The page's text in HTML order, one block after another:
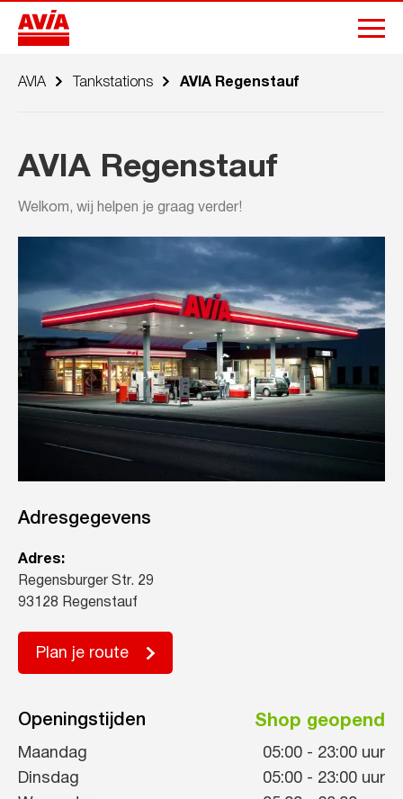
AVIA Tankstations AVIA Regenstauf
AVIA Regenstauf
Welkom, wij helpen je graag verder!
Adresgegevens
Adres:
Regensburger Str. 29
93128 Regenstauf
Plan je route
Openingstijden Shop geopend
Maandag 05:00 - 23:00 uur
Dinsdag
05:00 - 23:00 uur